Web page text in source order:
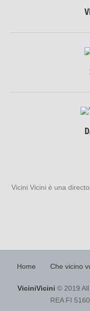
Vicini Vicini è una
Home Che vicino
ViciniVicini © 2019
REA FI